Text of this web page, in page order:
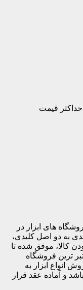
حداكثر قيمت
های ابزار در
به دو اصل کلیدی،
کالا، موفق شده تا
ترین فروشگاه
انواع ابزار به
و آماده عقد قرار